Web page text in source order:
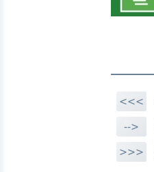
<<<
-->
>>>